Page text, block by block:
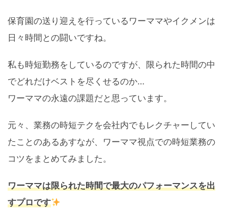
保育園の送り迎えを行っているワーママやイクメンは
日々時間との闘いですね。
私も時短勤務をしているのですが、限られた時間の中
でどれだけベストを尽くせるのか…
ワーママの永遠の課題だと思っています。
元々、業務の時短テクを会社内でもレクチャーしてい
たことのあるあすなが、ワーママ視点での時短業務の
コツをまとめてみました。
ワーママは限られた時間で最大のパフォーマンスを出
すプロです